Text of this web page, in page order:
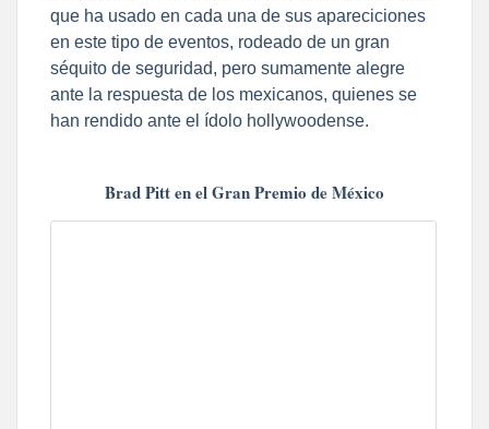
que ha usado en cada una de sus apareciciones
en este tipo de eventos, rodeado de un gran
séquito de seguridad, pero sumamente alegre
ante la respuesta de los mexicanos, quienes se
han rendido ante el ídolo hollywoodense.
Brad Pitt en el Gran Premio de México